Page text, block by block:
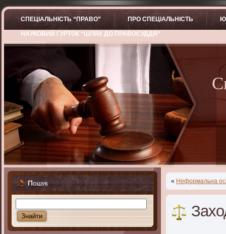
СПЕЦІАЛЬНІСТЬ “ПРАВО” ПРО СПЕЦІАЛЬНІСТЬ
НАУКОВИЙ ГУРТОК “ШЛЯХ ДО ПРАВОСУДДЯ”
Пошук « Неформальна